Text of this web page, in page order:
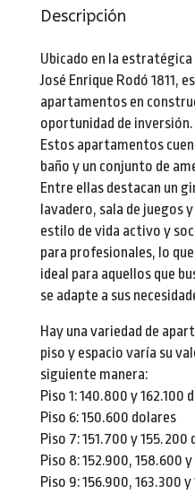
Descripción
Ubicado en la estratégica
José Enrique Rodó 1811,
apartamentos en
oportunidad de inversión.
Estos apartamentos
baño y un conjunto de
Entre ellas destacan un
lavadero, sala de juegos
estilo de vida activo y
para profesionales, lo
ideal para aquellos que
se adapte a sus
Hay una variedad de
piso y espacio varía su
siguiente manera:
Piso 1: 140.800 y 162.100
Piso 6: 150.600 dolares
Piso 7: 151.700 y 155.200
Piso 8: 152.900, 158.600
Piso 9: 156.900, 163.300